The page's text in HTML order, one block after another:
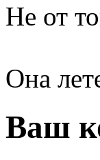
Не от
Она
Ваш